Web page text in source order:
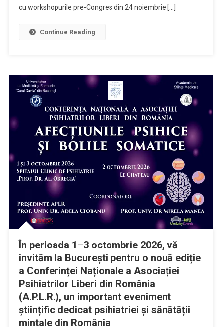
cu workshopurile pre-Congres din 24 noiembrie […]
Continue Reading
În perioada 1–3 octombrie 2026, vă
invităm la București pentru o nouă ediție
a Conferinței Naționale a Asociației
Psihiatrilor Liberi din România
(A.P.L.R.), un important eveniment
științific dedicat psihiatriei și sănătății
mintale din România